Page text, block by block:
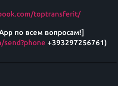
toptransferit/
по всем вопросам!]
send?phone +393297256761)